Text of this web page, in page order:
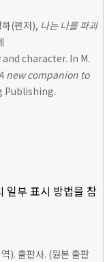
(편저), 나는 나를 파괴
character. In M.
new companion to
Publishing.
일부 표시 방법을 참
). 출판사. (원본 출판